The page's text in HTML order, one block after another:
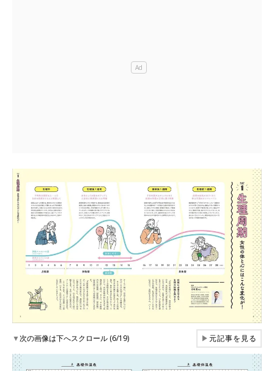
▼次の画像は下へスクロール (6/19) ▶元記事を見る